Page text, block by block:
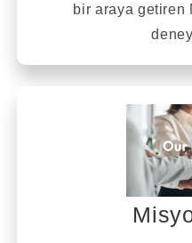
bir araya getiren